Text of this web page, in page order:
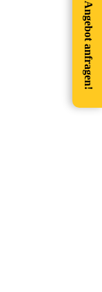
Angebot anfragen!